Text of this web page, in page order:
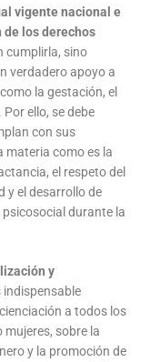
vigente nacional e
los derechos
cumplirla, sino
verdadero apoyo a
la gestación, el
ello, se debe
con sus
materia como es la
el respeto del
y el desarrollo de
durante la
y
indispensable
a todos los
sobre la
y la promoción de